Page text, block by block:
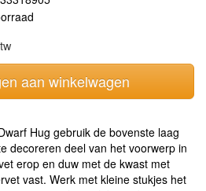
aan winkelwagen
Hug gebruik de bovenste laag
decoreren deel van het voorwerp in
erop en duw met de kwast met
vast. Werk met kleine stukjes het